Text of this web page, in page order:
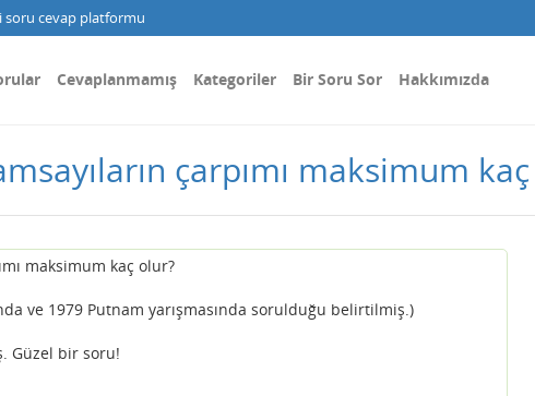
cevap platformu
Cevaplanmamış Kategoriler Bir Soru Sor Hakkımızda
çarpımı maksimum
maksimum kaç olur?
ve 1979 Putnam yarışmasında sorulduğu belirtilmiş.)
Güzel bir soru!